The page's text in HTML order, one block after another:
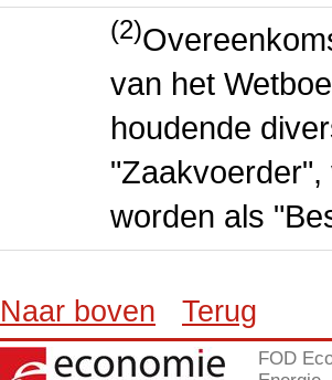
(2)
van het
houdende
worden als
Naar boven Terug
FOD